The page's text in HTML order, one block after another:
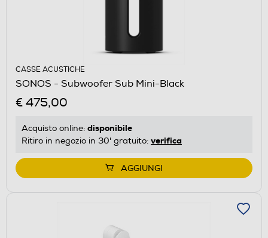
CASSE ACUSTICHE
SONOS - Subwoofer Sub Mini-Black
€ 475,00
Acquisto online: disponibile
Ritiro in negozio in 30' gratuito: verifica
AGGIUNGI